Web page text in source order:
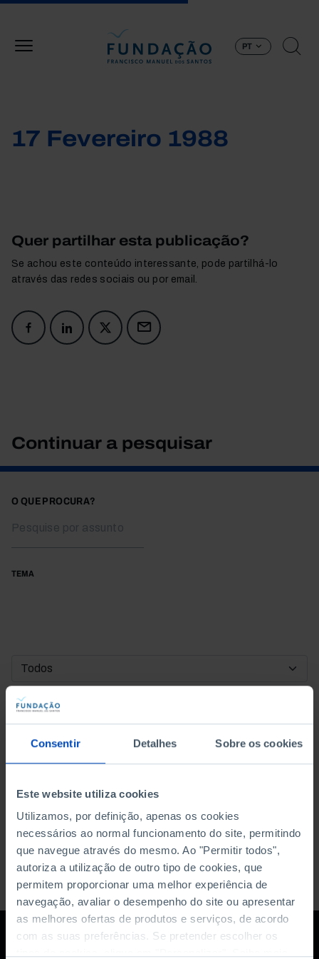
Consentir Detalhes Sobre os cookies
Este website utiliza cookies
Utilizamos, por definição, apenas os cookies
necessários ao normal funcionamento do site, permitindo
que navegue através do mesmo. Ao "Permitir todos",
autoriza a utilização de outro tipo de cookies, que
permitem proporcionar uma melhor experiência de
navegação, avaliar o desempenho do site ou apresentar
as melhores ofertas de produtos e serviços, de acordo
com as suas preferências. Se pretender escolher os
PT
17 Fevereiro 1988
Quer partilhar esta publicação?
Se achou este conteúdo interessante, pode partilhá-lo
através das redes sociais ou por email.
Continuar a pesquisar
O QUE PROCURA?
TEMA
DATA DE INÍCIO
DATA DE FIM